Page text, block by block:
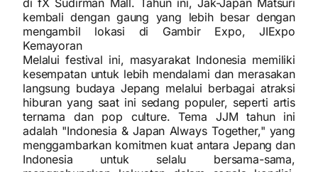
kembali dengan gaung yang lebih besar dengan
mengambil lokasi di Gambir Expo, JIExpo
Kemayoran
Melalui festival ini, masyarakat Indonesia memiliki
kesempatan untuk lebih mendalami dan merasakan
langsung budaya Jepang melalui berbagai atraksi
hiburan yang saat ini sedang populer, seperti artis
ternama dan pop culture. Tema JJM tahun ini
adalah "Indonesia & Japan Always Together," yang
menggambarkan komitmen kuat antara Jepang dan
Indonesia untuk selalu bersama-sama,